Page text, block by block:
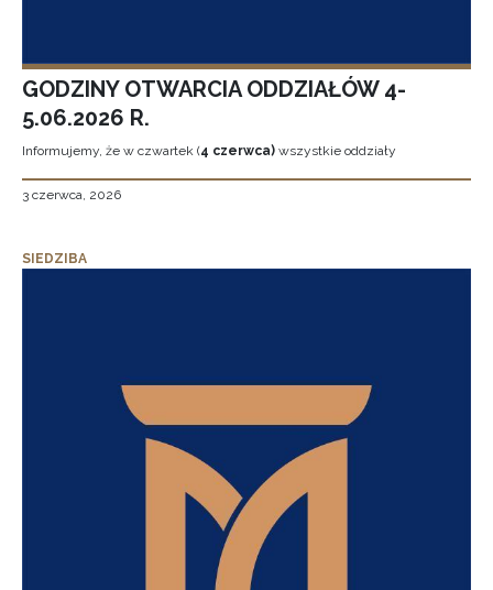
GODZINY OTWARCIA ODDZIAŁÓW 4-
5.06.2026 R.
Informujemy, że w czwartek (4 czerwca) wszystkie oddziały
3 czerwca, 2026
SIEDZIBA